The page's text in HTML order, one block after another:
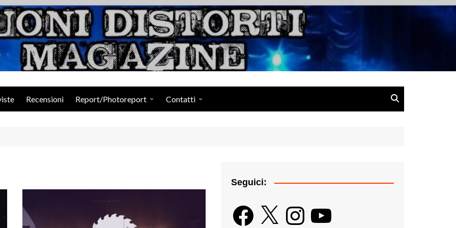
Suoni Distorti Magazine
Recensioni Report/Photoreport Contatti
Seguici:
Facebook
X InstagramYouTube